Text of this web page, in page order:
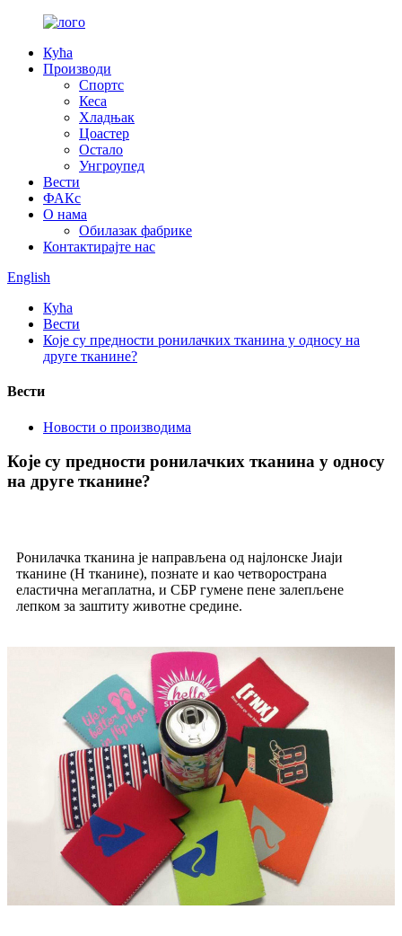
Кућа
Производи
Спортс
Кеса
Хладњак
Цоастер
Остало
Унгроупед
Вести
ФАКс
О нама
Обилазак фабрике
Контактирајте нас
English
Кућа
Вести
Које су предности ронилачких тканина у односу на
друге тканине?
Вести
Новости о производима
Које су предности ронилачких тканина у односу
на друге тканине?
Ронилачка тканина је направљена од најлонске Јиаји
тканине (Н тканине), познате и као четворострана
еластична мегаплатна, и СБР гумене пене залепљене
лепком за заштиту животне средине.